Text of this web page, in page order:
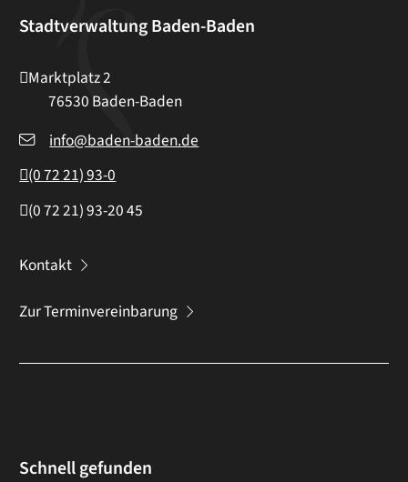
Stadtverwaltung Baden-Baden
Marktplatz 2
76530 Baden-Baden
info@baden-baden.de
(07221) 93-0
(07221) 93-2045
Kontakt
Zur Terminvereinbarung
Schnell gefunden